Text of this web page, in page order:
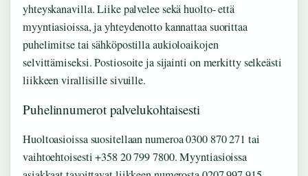
yhteyskanavilla. Liike palvelee sekä huolto- että
myyntiasioissa, ja yhteydenotto kannattaa suorittaa
puhelimitse tai sähköpostilla aukioloaikojen
selvittämiseksi. Postiosoite ja sijainti on merkitty selkeästi
liikkeen virallisille sivuille.
Puhelinnumerot palvelukohtaisesti
Huoltoasioissa suositellaan numeroa 0300 870 271 tai
vaihtoehtoisesti +358 20 799 7800. Myyntiasioissa